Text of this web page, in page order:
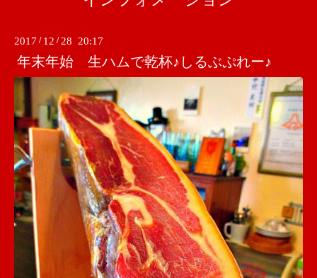
2017 / 12 / 28 20:17
年末年始 生ハムで乾杯♪しるぶぷれー♪